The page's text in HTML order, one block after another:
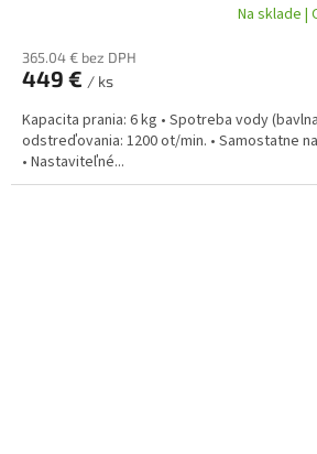
Na sklade |
365.04 € bez DPH
449 € / ks
Kapacita prania: 6 kg • Spotreba vody
odstreďovania: 1200 ot/min. • Samostatne
• Nastaviteľné...